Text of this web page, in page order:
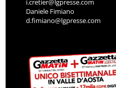
Daniele Fimiano
d.fimiano@lgpresse.com